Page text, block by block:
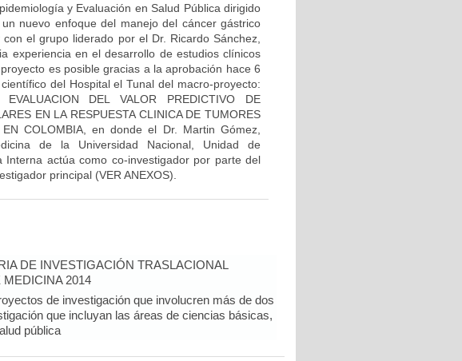
y Evaluación en Salud Pública dirigido
nuevo enfoque del manejo del cáncer gástrico
el grupo liderado por el Dr. Ricardo Sánchez,
experiencia en el desarrollo de estudios clínicos
es posible gracias a la aprobación hace 6
del Hospital el Tunal del macro-proyecto:
DEL VALOR PREDICTIVO DE
EN LA RESPUESTA CLINICA DE TUMORES
EN COLOMBIA, en donde el Dr. Martin Gómez,
de la Universidad Nacional, Unidad de
actúa como co-investigador por parte del
principal (VER ANEXOS).
DE INVESTIGACIÓN TRASLACIONAL
MEDICINA 2014
de investigación que involucren más de dos
que incluyan las áreas de ciencias básicas,
pública